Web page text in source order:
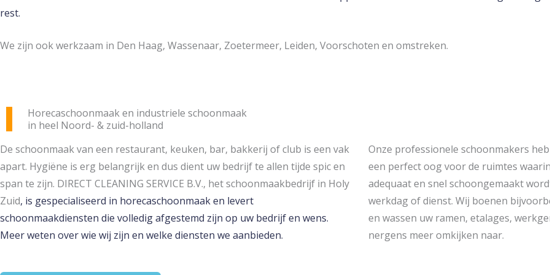
rest.
We zijn ook werkzaam in Den Haag, Wassenaar, Zoetermeer, Leiden, Voorschoten en omstreken.
Horecaschoonmaak en industriele schoonmaak
in heel Noord- & zuid-holland
De schoonmaak van een restaurant, keuken, bar, bakkerij of club is een vak
apart. Hygiëne is erg belangrijk en dus dient uw bedrijf te allen tijde spic en
span te zijn. DIRECT CLEANING SERVICE B.V., het schoonmaakbedrijf in Holy
Zuid, is gespecialiseerd in horecaschoonmaak en levert
schoonmaakdiensten die volledig afgestemd zijn op uw bedrijf en wens.
Meer weten over wie wij zijn en welke diensten we aanbieden.
Onze professionele schoonmakers
een perfect oog voor de ruimtes
adequaat en snel schoongemaakt
werkdag of dienst. Wij boenen
en wassen uw ramen, etalages,
nergens meer omkijken naar.